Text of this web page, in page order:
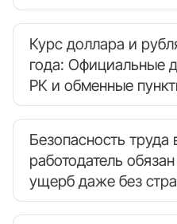
Курс доллара и
года: Официальные
РК и обменные
Безопасность
работодатель
ущерб даже без